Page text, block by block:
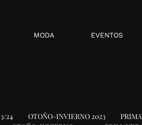
MODA EVENTOS
24 OTOÑO-INVIERNO 2023